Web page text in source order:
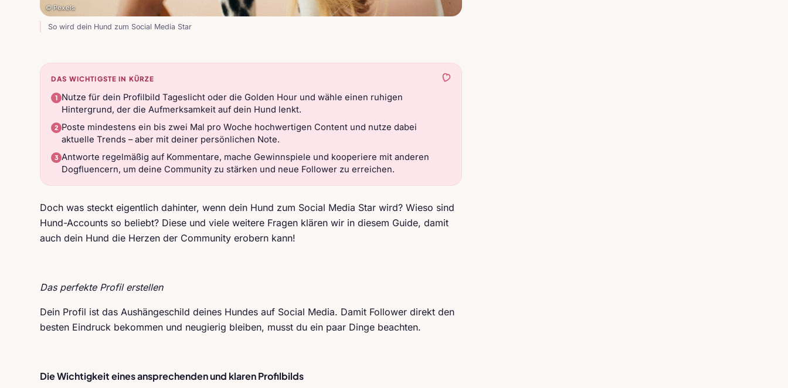
© Pexels
So wird dein Hund zum Social Media Star
DAS WICHTIGSTE IN KÜRZE
Nutze für dein Profilbild Tageslicht oder die Golden Hour und wähle einen ruhigen
Hintergrund, der die Aufmerksamkeit auf dein Hund lenkt.
Poste mindestens ein bis zwei Mal pro Woche hochwertigen Content und nutze dabei
aktuelle Trends – aber mit deiner persönlichen Note.
Antworte regelmäßig auf Kommentare, mache Gewinnspiele und kooperiere mit anderen
Dogfluencern, um deine Community zu stärken und neue Follower zu erreichen.
Doch was steckt eigentlich dahinter, wenn dein Hund zum Social Media Star wird? Wieso sind
Hund-Accounts so beliebt? Diese und viele weitere Fragen klären wir in diesem Guide, damit
auch dein Hund die Herzen der Community erobern kann!
Das perfekte Profil erstellen
Dein Profil ist das Aushängeschild deines Hundes auf Social Media. Damit Follower direkt den
besten Eindruck bekommen und neugierig bleiben, musst du ein paar Dinge beachten.
Die Wichtigkeit eines ansprechenden und klaren Profilbilds